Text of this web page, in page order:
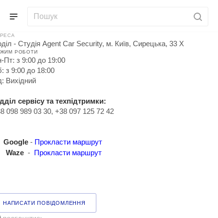
- Студія Agent Car Security, м. Київ, Сирецька, 33 Х
РОБОТИ
Пт: з 9:00 до 19:00
з 9:00 до 18:00
Вихідний
сервісу та техпідтримки:
098 989 03 30, +38 097 125 72 42
Google - Прокласти маршрут
Waze - Прокласти маршрут
НАПИСАТИ ПОВІДОМЛЕННЯ